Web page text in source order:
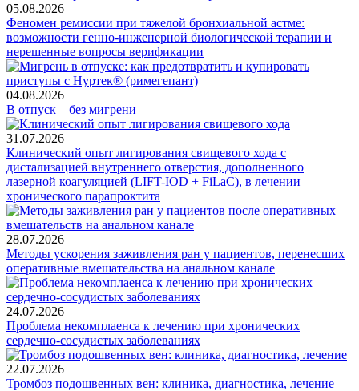
05.08.2026
Феномен ремиссии при тяжелой бронхиальной астме:
возможности генно-инженерной биологической терапии и
нерешенные вопросы верификации
04.08.2026
В отпуск – без мигрени
31.07.2026
Клинический опыт лигирования свищевого хода с
дистализацией внутреннего отверстия, дополненного
лазерной коагуляцией (LIFT-IOD + FiLaC), в лечении
хронического парапроктита
28.07.2026
Методы ускорения заживления ран у пациентов, перенесших
оперативные вмешательства на анальном канале
24.07.2026
Проблема некомплаенса к лечению при хронических
сердечно-сосудистых заболеваниях
22.07.2026
Тромбоз подошвенных вен: клиника, диагностика, лечение